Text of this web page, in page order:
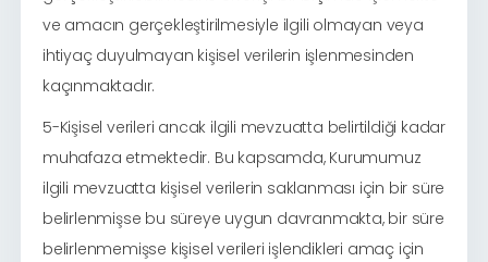
ve amacın gerçekleştirilmesiyle ilgili olmayan veya
ihtiyaç duyulmayan kişisel verilerin işlenmesinden
kaçınmaktadır.
5-Kişisel verileri ancak ilgili mevzuatta belirtildiği kadar
muhafaza etmektedir. Bu kapsamda, Kurumumuz
ilgili mevzuatta kişisel verilerin saklanması için bir süre
belirlenmişse bu süreye uygun davranmakta, bir süre
belirlenmemişse kişisel verileri işlendikleri amaç için